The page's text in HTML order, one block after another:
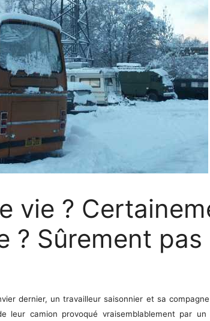
vie ?
? Sûrement pas
dernier, un travailleur saisonnier et sa
leur camion provoqué vraisemblablement par